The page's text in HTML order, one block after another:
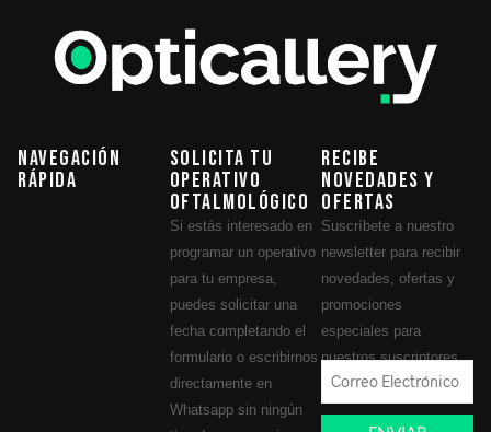
Navegación
Rápida
Solicita tu
operativo
oftalmológico
Si estás interesado en
programar un operativo
para tu empresa,
puedes solicitar una
fecha completando el
formulario o escribirnos
directamente en
Whatsapp sin ningún
Recibe
novedades y
ofertas
Suscríbete a nuestro
newsletter para recibir
novedades, ofertas y
promociones
especiales para
nuestros suscriptores.